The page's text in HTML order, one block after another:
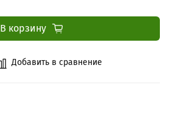
Добавить в сравнение
В корзину